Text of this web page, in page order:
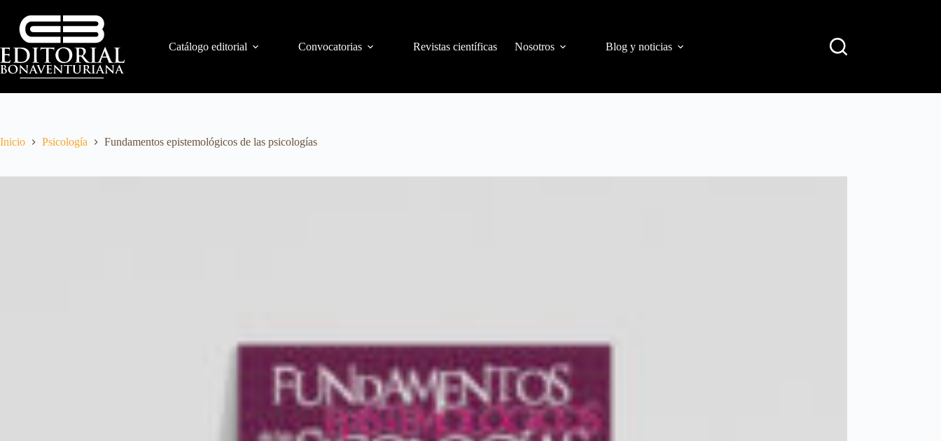
Catálogo editorial Convocatorias Revistas científicas Nosotros Blog y noticias
Inicio Psicología Fundamentos epistemológicos de las psicologías